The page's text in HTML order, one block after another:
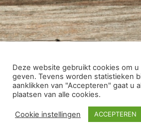
Deze website gebruikt cookies om
geven. Tevens worden statistieken
aanklikken van "Accepteren" gaat u
plaatsen van alle cookies.
Cookie instellingen ACCEPTEREN